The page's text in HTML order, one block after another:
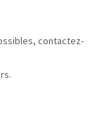
contactez-